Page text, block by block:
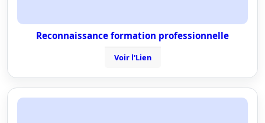
Reconnaissance formation professionnelle
Voir l'Lien